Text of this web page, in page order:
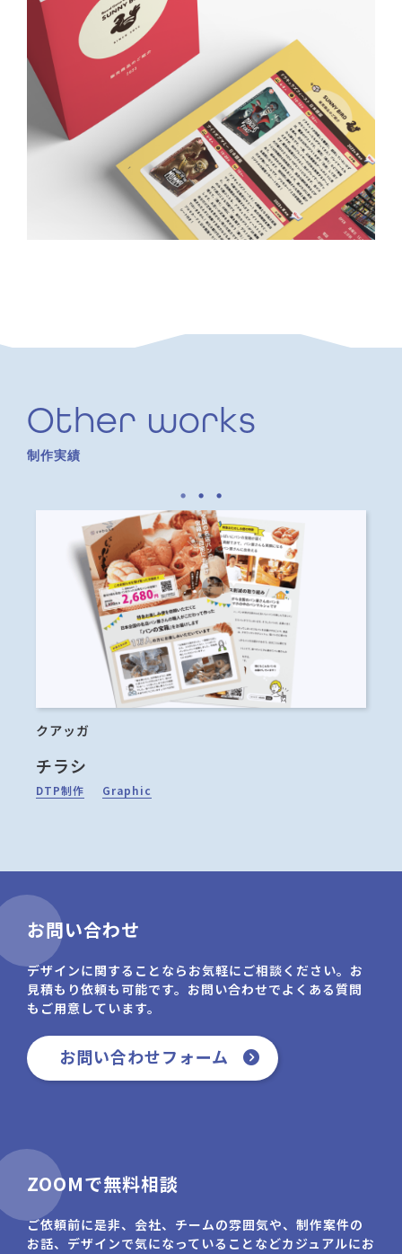
Other works
制作実績
クアッガ
チラシ
DTP制作 Graphic
お問い合わせ
デザインに関することならお気軽にご相談ください。お
見積もり依頼も可能です。お問い合わせでよくある質問
もご用意しています。
お問い合わせフォーム
ZOOMで無料相談
ご依頼前に是非、会社、チームの雰囲気や、制作案件の
お話、デザインで気になっていることなどカジュアルにお